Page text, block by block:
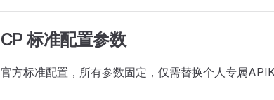
标准配置参数
方标准配置，所有参数固定，仅需替换个人专属